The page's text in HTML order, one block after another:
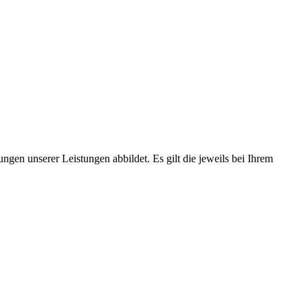
unserer Leistungen abbildet. Es gilt die jeweils bei Ihrem